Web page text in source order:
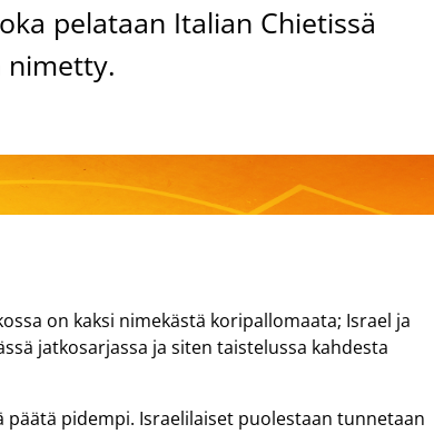
pelataan Italian Chietissä
nimetty.
on kaksi nimekästä koripallomaata; Israel ja
jatkosarjassa ja siten taistelussa kahdesta
pidempi. Israelilaiset puolestaan tunnetaan